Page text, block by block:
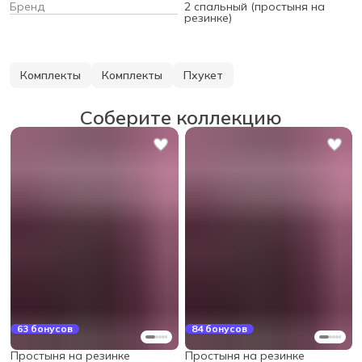
Бренд 2 спальный (простыня на
резинке)
Комплекты Комплекты Пхукет
Соберите коллекцию
63 бонусов
Простыня на резинке
84 бонусов
Простыня на резинке